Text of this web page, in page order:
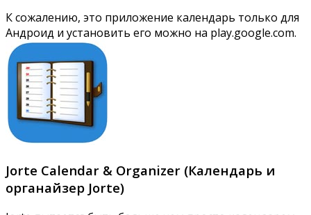
К сожалению, это приложение календарь только для
Андроид и установить его можно на play.google.com.
Jorte Calendar & Organizer (Календарь и
органайзер Jorte)